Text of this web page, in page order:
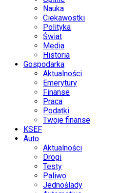
Nauka
Ciekawostki
Polityka
Świat
Media
Historia
Gospodarka
Aktualności
Emerytury
Finanse
Praca
Podatki
Twoje finanse
KSEF
Auto
Aktualności
Drogi
Testy
Paliwo
Jednoślady